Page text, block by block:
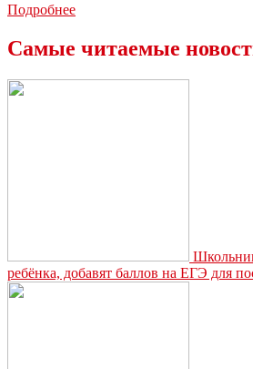
ПодробнееНалоговая
отказаться
Самые читаемые
ребёнка, добавят баллов на ЕГЭ для